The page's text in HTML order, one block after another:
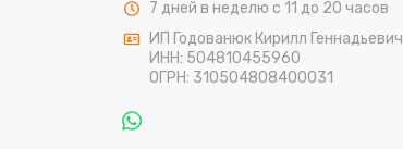
7 дней в неделю с 11 до 20 часов
ИП Годованюк Кирилл Геннадьевич
ИНН: 504810455960
ОГРН: 310504808400031